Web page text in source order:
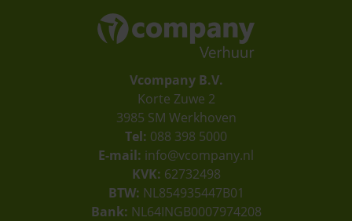
Vcompany B.V.
Korte Zuwe 2
3985 SM Werkhoven
Tel: 088 398 5000
E-mail: info@vcompany.nl
KVK: 62732498
BTW: NL854935447B01
Bank: NL64INGB0007974208